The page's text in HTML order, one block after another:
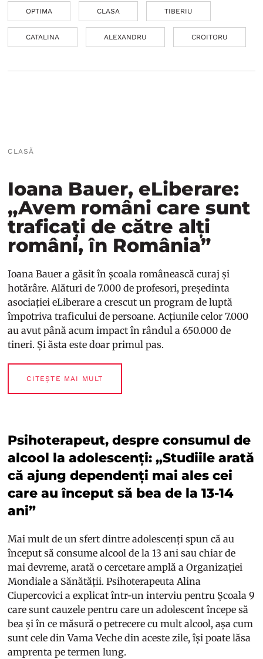
OPTIMA CLASA TIBERIU
CATALINA ALEXANDRU CROITORU
CLASĂ
Ioana Bauer, eLiberare:
„Avem români care sunt
traficați de către alți
români, în România”
Ioana Bauer a găsit în școala românească curaj și
hotărâre. Alături de 7.000 de profesori, președinta
asociației eLiberare a crescut un program de luptă
împotriva traficului de persoane. Acțiunile celor 7.000
au avut până acum impact în rândul a 650.000 de
tineri. Și ăsta este doar primul pas.
CITEȘTE MAI MULT
Psihoterapeut, despre consumul de
alcool la adolescenți: „Studiile arată
că ajung dependenți mai ales cei
care au început să bea de la 13-14
ani”
Mai mult de un sfert dintre adolescenți spun că au
început să consume alcool de la 13 ani sau chiar de
mai devreme, arată o cercetare amplă a Organizației
Mondiale a Sănătății. Psihoterapeuta Alina
Ciupercovici a explicat într-un interviu pentru Școala 9
care sunt cauzele pentru care un adolescent începe să
bea și în ce măsură o petrecere cu mult alcool, așa cum
sunt cele din Vama Veche din aceste zile, își poate lăsa
amprenta pe termen lung.